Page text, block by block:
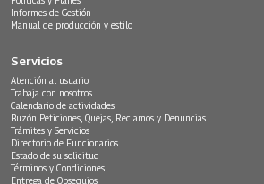
Informes de Gestión
Manual de producción y estilo
Servicios
Atención al usuario
Trabaja con nosotros
Calendario de actividades
Buzón Peticiones, Quejas, Reclamos y Denuncias
Trámites y Servicios
Directorio de Funcionarios
Estado de su solicitud
Términos y Condiciones
Entrega de Obsequios